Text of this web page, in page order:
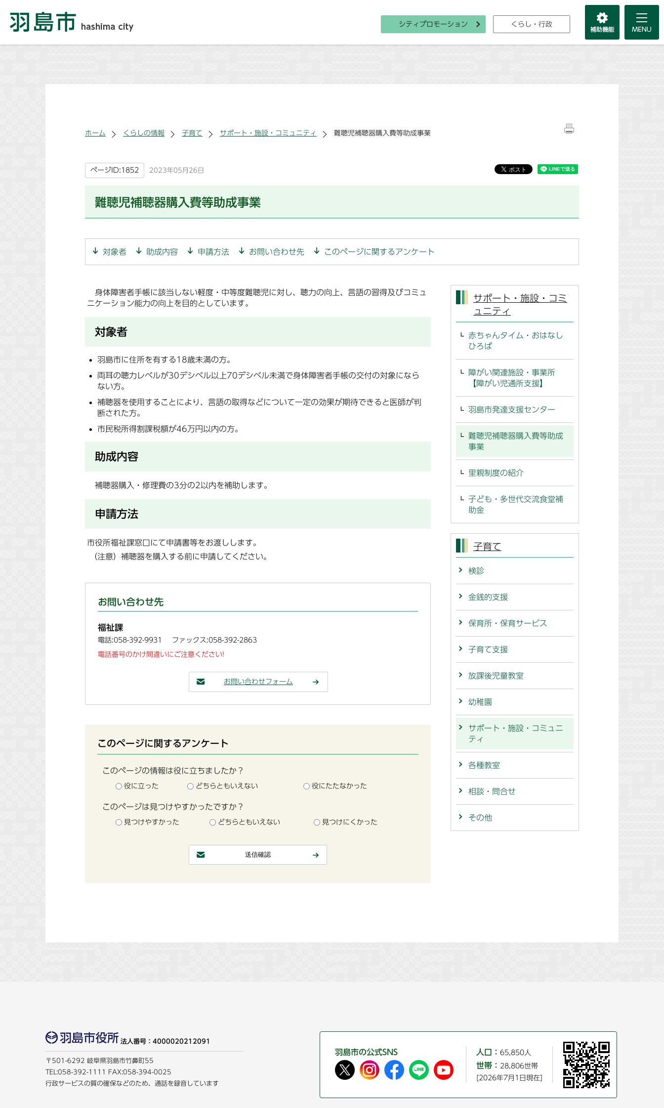
シティプロモーション くらし・行政
ホーム くらしの情報 子育て サポート・施設・コミュニティ 難聴児補聴器購入費等助成事業
ページID:1852 2023年05月26日
難聴児補聴器購入費等助成事業
対象者 助成内容 申請方法 お問い合わせ先 このページに関するアンケート
身体障害者手帳に該当しない軽度・中等度難聴児に対し、聴力の向上、言語の習得及びコミュ
ニケーション能力の向上を目的としています。
対象者
羽島市に住所を有する18歳未満の方。
両耳の聴力レベルが30デシベル以上70デシベル未満で身体障害者手帳の交付の対象になら
ない方。
補聴器を使用することにより、言語の取得などについて一定の効果が期待できると医師が判
断された方。
市民税所得割課税額が46万円以内の方。
助成内容
補聴器購入・修理費の3分の2以内を補助します。
申請方法
市役所福祉課窓口にて申請書等をお渡しします。
（注意）補聴器を購入する前に申請してください。
お問い合わせ先
福祉課
電話:058-392-9931 ファックス:058-392-2863
電話番号のかけ間違いにご注意ください!
お問い合わせフォーム
このページに関するアンケート
このページの情報は役に立ちましたか？
役に立った どちらともいえない 役にたたなかった
このページは見つけやすかったですか？
見つけやすかった どちらともいえない 見つけにくかった
サポート・施設・コミ
ュニティ
赤ちゃんタイム・おはなし
ひろば
障がい関連施設・事業所
【障がい児通所支援】
羽島市発達支援センター
難聴児補聴器購入費等助成
事業
里親制度の紹介
子ども・多世代交流食堂補
助金
子育て
検診
金銭的支援
保育所・保育サービス
子育て支援
放課後児童教室
幼稚園
サポート・施設・コミュニ
ティ
各種教室
相談・問合せ
その他
法人番号：4000020212091
〒501-6292 岐阜県羽島市竹鼻町55
TEL:058-392-1111
FAX:058-394-0025
行政サービスの質の確保などのため、通話を録音しています
羽島市の公式SNS 人口： 65,850人
世帯： 28,806世帯
[2026年7月1日現在]